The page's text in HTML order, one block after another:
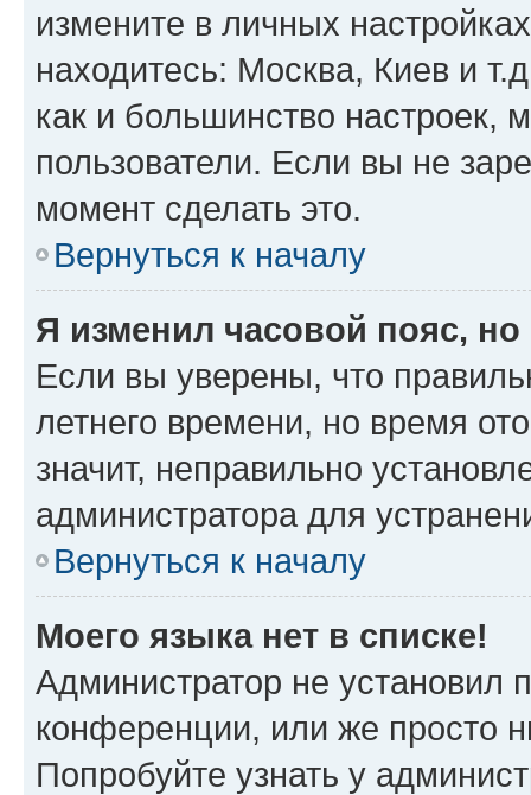
измените в личных
находитесь: Москва, Киев и
как и большинство настроек,
пользователи. Если вы не
момент сделать это.
Вернуться к началу
Я изменил часовой пояс,
Если вы уверены, что
летнего времени, но время
значит, неправильно
администратора для
Вернуться к началу
Моего языка нет в списке!
Администратор не установил
конференции, или же просто
Попробуйте узнать у